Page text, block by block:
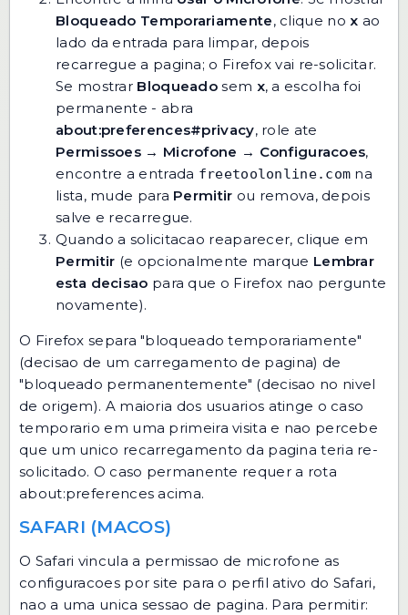
Bloqueado Temporariamente, clique nox ao
lado da entrada para limpar, depois
recarregue a pagina; o Firefox vai re-solicitar.
Se mostrar Bloqueado sem x, a escolha foi
permanente - abra
about:preferences#privacy, role ate
Permissoes → Microfone → Configuracoes,
encontre a entrada freetoolonline.com na
lista, mude para Permitir ou remova, depois
salve e recarregue.
Quando a solicitacao reaparecer, clique em
Permitir (e opcionalmente marque Lembrar
esta decisao para que o Firefox nao pergunte
novamente).
O Firefox separa "bloqueado temporariamente"
(decisao de um carregamento de pagina) de
"bloqueado permanentemente" (decisao no nivel
de origem). A maioria dos usuarios atinge o caso
temporario em uma primeira visita e nao percebe
que um unico recarregamento da pagina teria re-
solicitado. O caso permanente requer a rota
about:preferences acima.
SAFARI (MACOS)
O Safari vincula a permissao de microfone as
configuracoes por site para o perfil ativo do Safari,
nao a uma unica sessao de pagina. Para permitir: